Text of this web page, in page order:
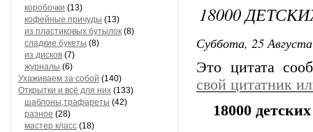
коробочки (13)
кофейные причуды (13)
из пластиковых бутылок (8)
сладкие букеты (8)
из дисков (7)
журналы (6)
Ухаживаем за собой (140)
Открытки и всё для них (133)
шаблоны,трафареты (42)
разное (28)
мастер класс (18)
18000
Суббота, 25
Это цитата
свой цитатник
18000